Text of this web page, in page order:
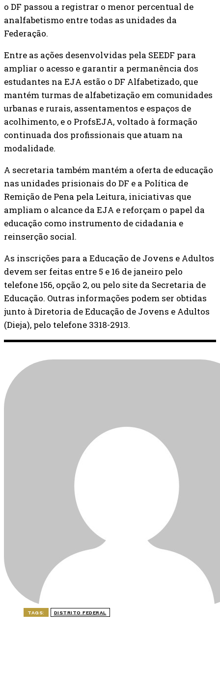
o DF passou a registrar o menor percentual de
analfabetismo entre todas as unidades da
Federação.
Entre as ações desenvolvidas pela SEEDF para
ampliar o acesso e garantir a permanência dos
estudantes na EJA estão o DF Alfabetizado, que
mantém turmas de alfabetização em comunidades
urbanas e rurais, assentamentos e espaços de
acolhimento, e o ProfsEJA, voltado à formação
continuada dos profissionais que atuam na
modalidade.
A secretaria também mantém a oferta de educação
nas unidades prisionais do DF e a Política de
Remição de Pena pela Leitura, iniciativas que
ampliam o alcance da EJA e reforçam o papel da
educação como instrumento de cidadania e
reinserção social.
As inscrições para a Educação de Jovens e Adultos
devem ser feitas entre 5 e 16 de janeiro pelo
telefone 156, opção 2, ou pelo site da Secretaria de
Educação. Outras informações podem ser obtidas
junto à Diretoria de Educação de Jovens e Adultos
(Dieja), pelo telefone 3318-2913.
TAGS: DISTRITO FEDERAL